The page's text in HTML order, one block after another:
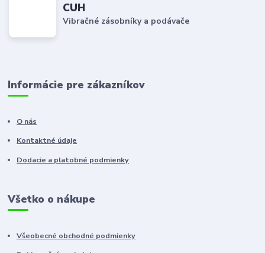
CUH
Vibračné zásobníky a podávače
Informácie pre zákazníkov
O nás
Kontaktné údaje
Dodacie a platobné podmienky
Všetko o nákupe
Všeobecné obchodné podmienky